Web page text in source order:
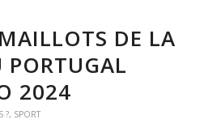
DE LA
PORTUGAL
2024
?, SPORT